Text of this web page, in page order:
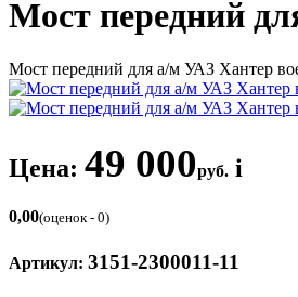
Мост передний
Мост передний для а/м УАЗ Хантер
Цена: 49 000руб. i
0,00(оценок - 0)
Артикул: 3151-2300011-11